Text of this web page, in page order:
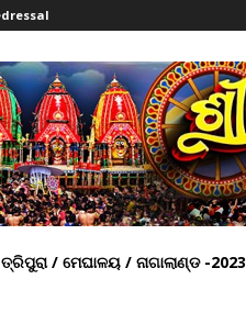
ତ୍ରିପୁରା / ମେଘାଳୟ / ନାଗାଲାଣ୍ଡ -2023